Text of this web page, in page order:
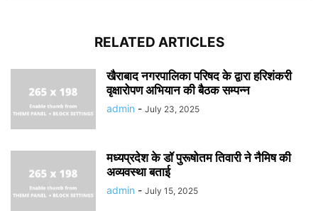
RELATED ARTICLES
खैराबाद नगरपालिका परिषद के द्वारा हरिशंकरी
वृक्षारोपण अभियान की बैठक सम्पन्न
admin - July 23, 2025
मध्यप्रदेश के डॉ पुरूषोतम तिवारी ने नैमिष की
अव्यवस्था बताई
admin - July 15, 2025